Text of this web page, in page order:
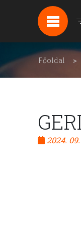
HÍREK
Főoldal
2024.